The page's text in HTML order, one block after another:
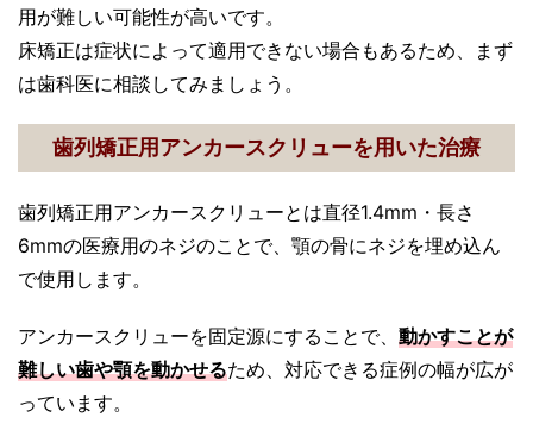
用が難しい可能性が高いです。
床矯正は症状によって適用できない場合もあるため、まず
は歯科医に相談してみましょう。
歯列矯正用アンカースクリューを用いた治療
歯列矯正用アンカースクリューとは直径1.4mm・長さ
6mmの医療用のネジのことで、顎の骨にネジを埋め込ん
で使用します。
アンカースクリューを固定源にすることで、 動かすことが
難しい歯や顎を動かせるため、対応できる症例の幅が広が
っています。